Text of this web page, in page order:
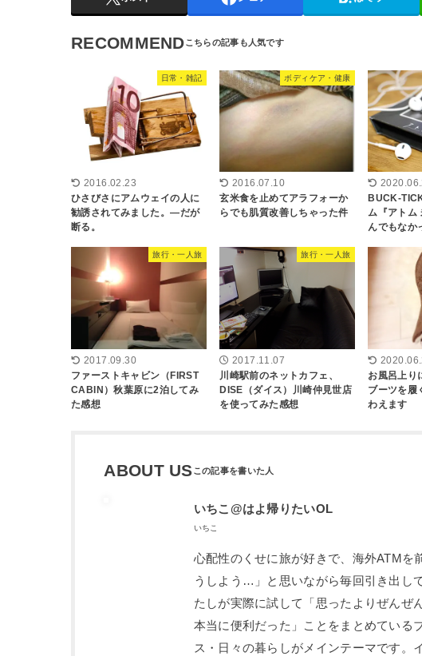
RECOMMEND
日常・雑記
2016.02.23
ひさびさにアムウェイの人に
勧誘されてみました。―だが
断る。
ボディケア・健康
2016.07.10
玄米食を止めてアラフォーか
らでも肌質改善しちゃった件
BUCK-
ム『アトム
んでもなか
旅行・一人旅
2017.09.30
ファーストキャビン（FIRST
CABIN）秋葉原に2泊してみ
た感想
旅行・一人旅
2017.11.07
川崎駅前のネットカフェ、
DISE（ダイス）川崎仲見世店
を使ってみた感想
お風呂上り
ブーツを履
わえます
ABOUT US
いちこ@はよ帰りたいOL
いちこ
心配性のくせに旅が好きで、海外ATMを
うしよう…」と思いながら毎回引き出し
たしが実際に試して「思ったよりぜんぜ
本当に便利だった」ことをまとめている
ス・日々の暮らしがメインテーマです。